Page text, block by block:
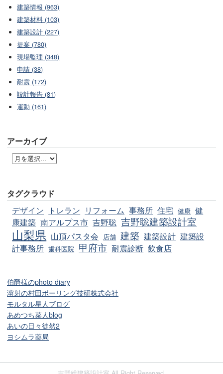
建築情報 (963)
建築材料 (103)
建築設計 (227)
提案 (780)
現場監理 (348)
申請 (38)
耐震 (172)
設計報告 (81)
運動 (161)
アーカイブ
タグクラウド
デザイン トレラン リフォーム 事務所 住宅 健康 健
康建築 南アルプス市 吉野聡 吉野聡建築設計室
山梨県 山頂パスタ会 店舗 建築 建築設計 建築設
計事務所 歯科医院 甲府市 耐震診断 飲食店
伯爵様のphoto diary
溶射の村田ボーリング技研株式会社
モルタル星人ブログ
あめつち菜人blog
あいの日々徒然2
ヨシムラ薬局